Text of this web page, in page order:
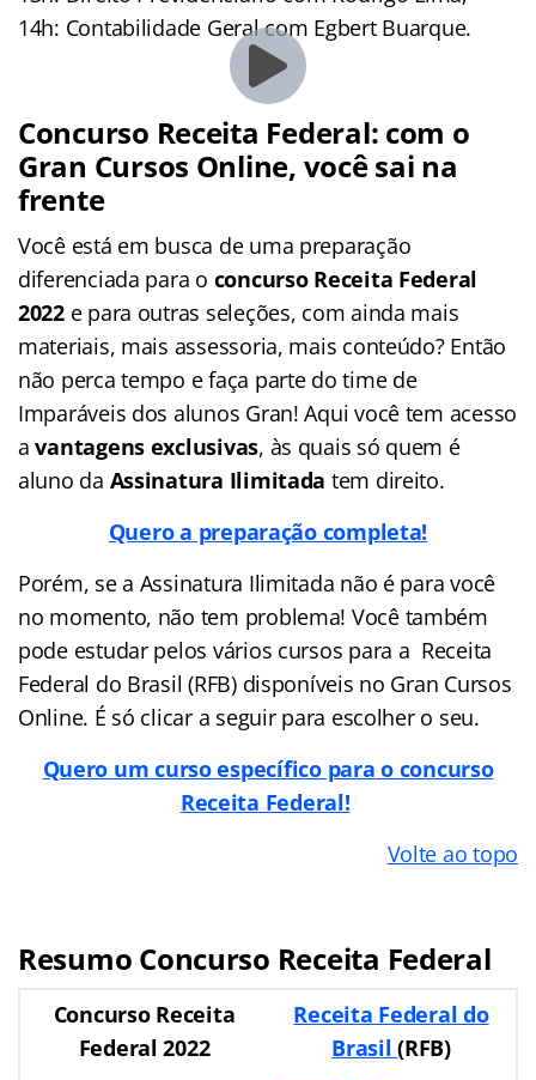
14h: Contabilidade Geral com Egbert Buarque.
Concurso Receita Federal: com o
Gran Cursos Online, você sai na
frente
Você está em busca de uma preparação
diferenciada para o concurso Receita Federal
2022 e para outras seleções, com ainda mais
materiais, mais assessoria, mais conteúdo? Então
não perca tempo e faça parte do time de
Imparáveis dos alunos Gran! Aqui você tem acesso
avantagens exclusivas, às quais só quem é
aluno da Assinatura Ilimitada tem direito.
Quero a preparação completa!
Porém, se a Assinatura Ilimitada não é para você
no momento, não tem problema! Você também
pode estudar pelos vários cursos para a Receita
Federal do Brasil (RFB) disponíveis no Gran Cursos
Online. É só clicar a seguir para escolher o seu.
Quero um curso específico para o concurso
Receita Federal!
Volte ao topo
Resumo Concurso Receita Federal
Concurso Receita
Federal 2022
Receita Federal do
Brasil(RFB)